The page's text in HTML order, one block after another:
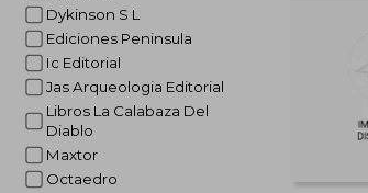
Dykinson S L
Ediciones Peninsula
Ic Editorial
Jas Arqueologia Editorial
Libros La Calabaza Del
Diablo
Maxtor
Octaedro